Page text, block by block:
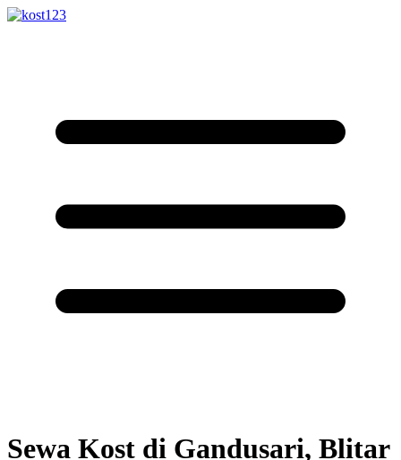
Sewa Kost di Gandusari, Blitar